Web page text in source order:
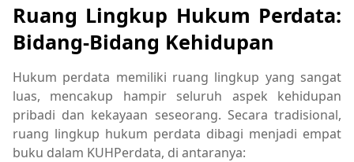
Ruang Lingkup Hukum Perdata:
Bidang-Bidang Kehidupan
Hukum perdata memiliki ruang lingkup yang sangat
luas, mencakup hampir seluruh aspek kehidupan
pribadi dan kekayaan seseorang. Secara tradisional,
ruang lingkup hukum perdata dibagi menjadi empat
buku dalam KUHPerdata, di antaranya: